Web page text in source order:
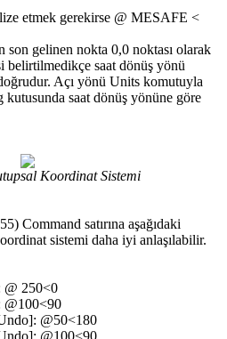
etmek gerekirse @ MESAFE <
son gelinen nokta 0,0 noktası olarak
belirtilmedikçe saat dönüş yönü
Açı yönü Units komutuyla
kutusunda saat dönüş yönüne göre
Koordinat Sistemi
Command satırına aşağıdaki
sistemi daha iyi anlaşılabilir.
@ 250<0
@100<90
@50<180
@100<90